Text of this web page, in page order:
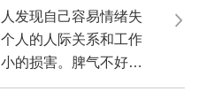
发现自己容易情绪失
人的人际关系和工作
的损害。脾气不好并